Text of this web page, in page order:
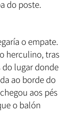
do poste.
o empate.
herculino, tras
lugar donde
ao borde do
aos pés
o balón